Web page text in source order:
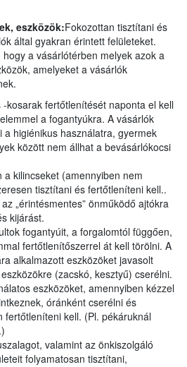
eszközök:Fokozottan tisztítani és
által gyakran érintett felületeket.
a vásárlótérben melyek azok a
amelyeket a vásárlók
kosarak fertőtlenítését naponta el kell
a fogantyúkra. A vásárlók
a higiénikus használatra, gyermek
között nem állhat a bevásárlókocsi
a kilincseket (amennyiben nem
tisztítani és fertőtleníteni kell..
„érintésmentes” önműködő ajtókra
kijárást.
fogantyúit, a forgalomtól függően,
fertőtlenítőszerrel át kell törölni. A
alkalmazott eszközöket javasolt
(zacskó, kesztyű) cserélni.
eszközöket, amennyiben kézzel
óránként cserélni és
fertőtleníteni kell. (Pl. pékáruknál
valamint az önkiszolgáló
folyamatosan tisztítani,